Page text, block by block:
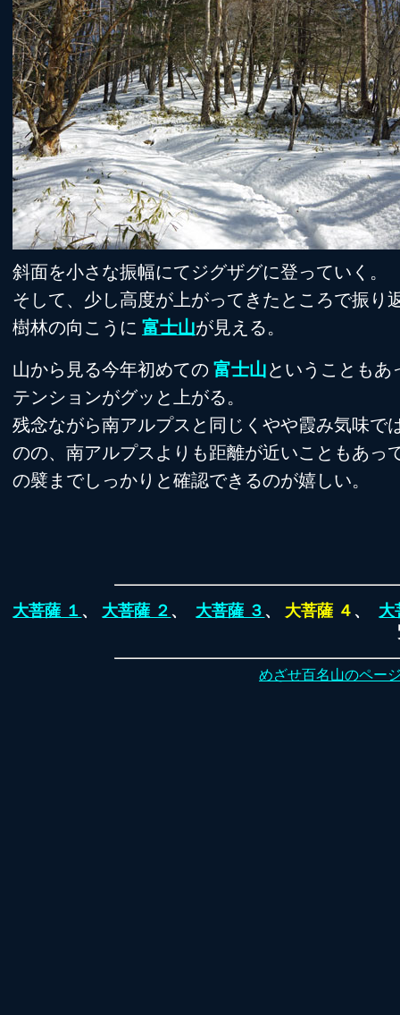
斜面を小さな振幅にてジグザグに登っていく。
そして、少し高度が上がってきたところで振り
樹林の向こうに 富士山が見える。
山から見る今年初めての 富士山ということもあ
テンションがグッと上がる。
残念ながら南アルプスと同じくやや霞み気味で
のの、南アルプスよりも距離が近いこともあっ
の襞までしっかりと確認できるのが嬉しい。
大菩薩 １ 、 大菩薩 ２ 、 大菩薩 ３ 、 大菩薩 ４ 、 大
めざせ百名山のペー